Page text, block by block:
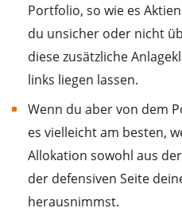
Portfolio, so wie es
du unsicher oder nicht
diese zusätzliche
links liegen lassen.
Wenn du aber von dem
es vielleicht am besten,
Allokation sowohl aus
der defensiven Seite
herausnimmst.